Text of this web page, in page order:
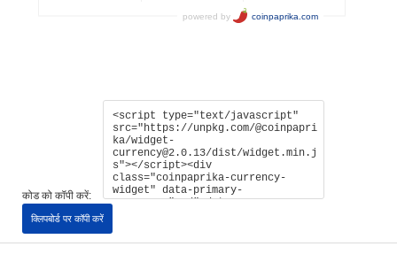
कोड को कॉपी करें:
क्लिपबोर्ड पर कॉपी करें